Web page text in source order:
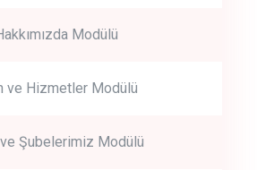
Modülü
ve Hizmetler Modülü
Şubelerimiz Modülü